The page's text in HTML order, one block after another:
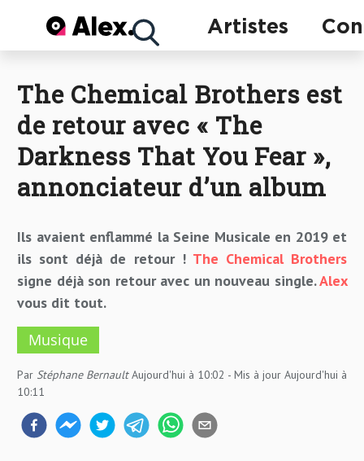
Artistes
Concerts
Artistes
The Chemical Brothers est
de retour avec « The
Darkness That You Fear »,
annonciateur d’un album
Ils avaient enflammé la Seine Musicale en 2019 et
ils sont déjà de retour ! The Chemical Brothers
signe déjà son retour avec un nouveau single.Alex
vous dit tout.
Musique
Par Stéphane Bernault Aujourd'hui à 10:02 - Mis à jour Aujourd'hui à
10:11